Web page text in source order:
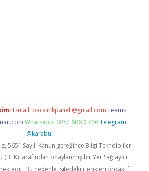
E-mail: backlinkpaneli@gmail.com Teams:
Whatsapp: 0262 606 0 726 Telegram:
@karabul
5651 Sayılı Kanun gereğince Bilgi Teknolojileri
tarafından onaylanmış bir Yer Sağlayıcı
Bu nedenle, sitedeki içerikleri proaktif